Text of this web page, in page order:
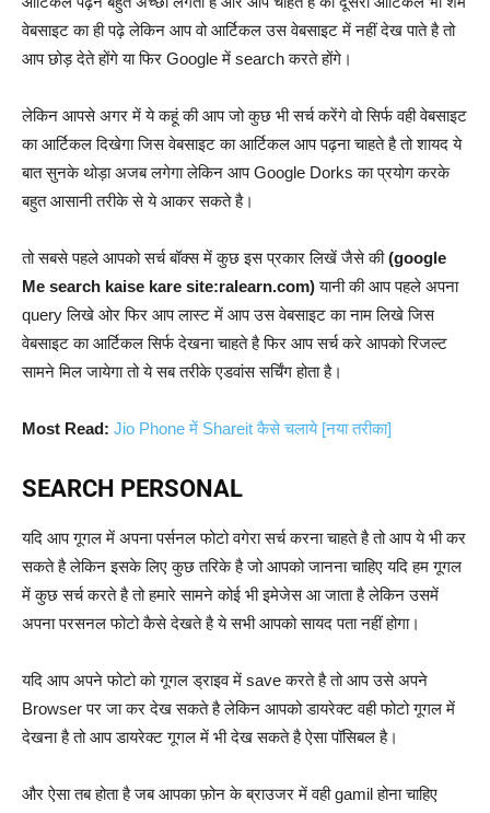
वेबसाइट का ही पढ़े लेकिन आप वो आर्टिकल उस वेबसाइट में नहीं देख पाते है तो
आप छोड़ देते होंगे या फिर Google में search करते होंगे।
लेकिन आपसे अगर में ये कहूं की आप जो कुछ भी सर्च करेंगे वो सिर्फ वही वेबसाइट
का आर्टिकल दिखेगा जिस वेबसाइट का आर्टिकल आप पढ़ना चाहते है तो शायद ये
बात सुनके थोड़ा अजब लगेगा लेकिन आप Google Dorks का प्रयोग करके
बहुत आसानी तरीके से ये आकर सकते है।
तो सबसे पहले आपको सर्च बॉक्स में कुछ इस प्रकार लिखें जैसे की(google
Me search kaise kare site:ralearn.com)यानी की आप पहले अपना
query लिखे ओर फिर आप लास्ट में आप उस वेबसाइट का नाम लिखे जिस
वेबसाइट का आर्टिकल सिर्फ देखना चाहते है फिर आप सर्च करे आपको रिजल्ट
सामने मिल जायेगा तो ये सब तरीके एडवांस सर्चिंग होता है।
Most Read: Jio Phone में Shareit कैसे चलाये [नया तरीका]
SEARCH PERSONAL
यदि आप गूगल में अपना पर्सनल फोटो वगेरा सर्च करना चाहते है तो आप ये भी कर
सकते है लेकिन इसके लिए कुछ तरिके है जो आपको जानना चाहिए यदि हम गूगल
में कुछ सर्च करते है तो हमारे सामने कोई भी इमेजेस आ जाता है लेकिन उसमें
अपना परसनल फोटो कैसे देखते है ये सभी आपको सायद पता नहीं होगा।
यदि आप अपने फोटो को गूगल ड्राइव में save करते है तो आप उसे अपने
Browser पर जा कर देख सकते है लेकिन आपको डायरेक्ट वही फोटो गूगल में
देखना है तो आप डायरेक्ट गूगल में भी देख सकते है ऐसा पॉसिबल है।
और ऐसा तब होता है जब आपका फ़ोन के ब्राउजर में वही gamil होना चाहिए